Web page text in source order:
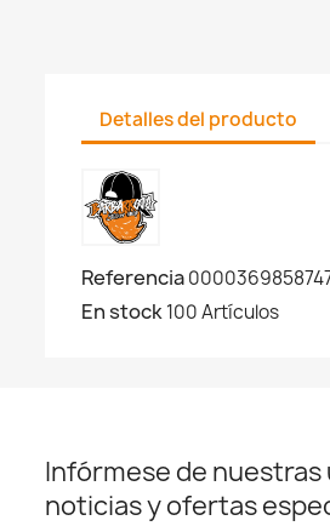
Detalles del producto
Referencia
En stock100 Artículos
Infórmese de nuestras
noticias y ofertas